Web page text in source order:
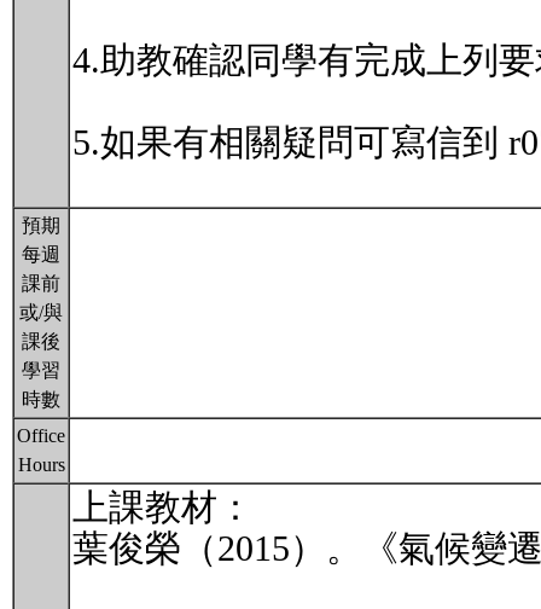
4.助教確認同學有完成上列
5.如果有相關疑問可寫信到
預期
每週
課前
或/與
課後
學習
時數
Office
Hours
上課教材：
葉俊榮（2015）。《氣候變